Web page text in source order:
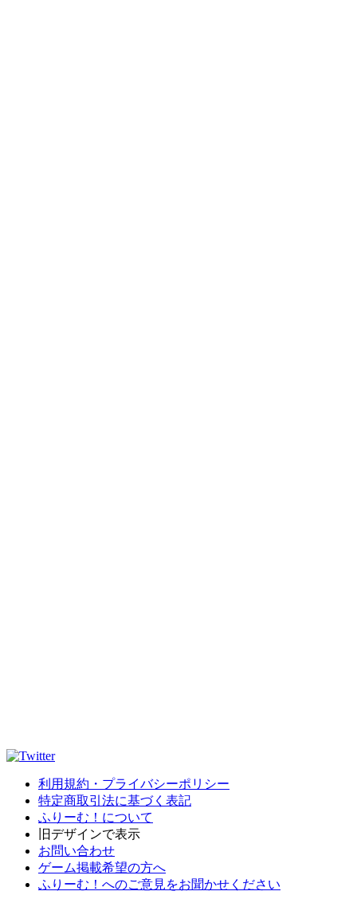
利用規約・プライバシーポリシー
特定商取引法に基づく表記
ふりーむ！について
旧デザインで表示
お問い合わせ
ゲーム掲載希望の方へ
ふりーむ！へのご意見をお聞かせください